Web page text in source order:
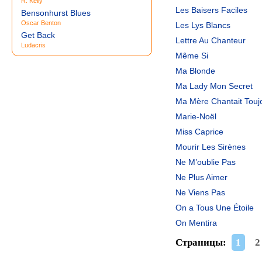
Les Baisers Faciles
Les Lys Blancs
Lettre Au Chanteur
Même Si
Ma Blonde
Ma Lady Mon Secret
Ma Mère Chantait
Marie-Noël
Miss Caprice
Mourir Les Sirènes
Ne M’oublie Pas
Ne Plus Aimer
Ne Viens Pas
On a Tous Une Étoile
On Mentira
Страницы: 1 2
Bensonhurst Blues
Oscar Benton
Get Back
Ludacris